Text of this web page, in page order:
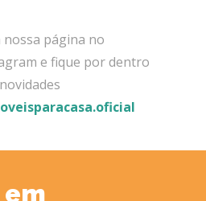
nossa página no
e fique por dentro